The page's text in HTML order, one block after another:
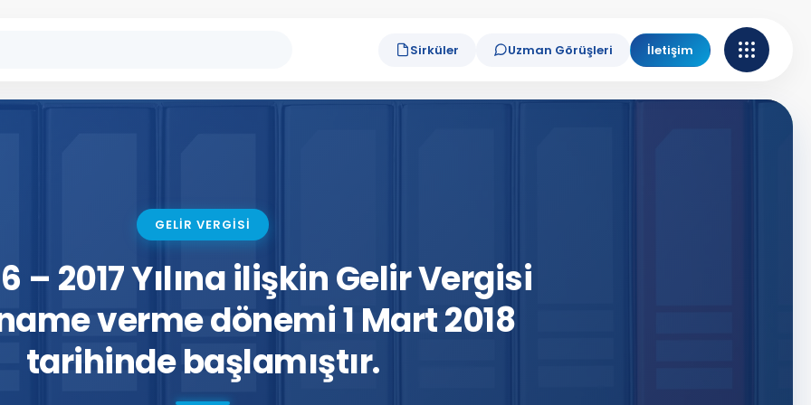
Sirküler Uzman Görüşleri İletişim
GELİR VERGİSİ
– 2017 Yılına ilişkin Gelir Vergisi
verme dönemi 1 Mart 2018
tarihinde başlamıştır.